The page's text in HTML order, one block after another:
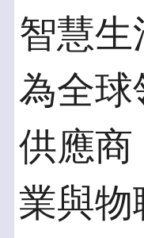
智慧
為全球
供應商
業與物